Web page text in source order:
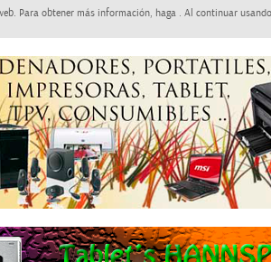
Para obtener más información, haga . Al continuar